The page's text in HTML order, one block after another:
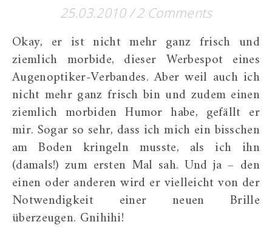
25.03.2010/ 2 Comments
Okay, er ist nicht mehr ganz frisch und
ziemlich morbide, dieser Werbespot eines
Augenoptiker-Verbandes. Aber weil auch ich
nicht mehr ganz frisch bin und zudem einen
ziemlich morbiden Humor habe, gefällt er
mir. Sogar so sehr, dass ich mich ein bisschen
am Boden kringeln musste, als ich ihn
(damals!) zum ersten Mal sah. Und ja – den
einen oder anderen wird er vielleicht von der
Notwendigkeit einer neuen Brille
überzeugen. Gnihihi!